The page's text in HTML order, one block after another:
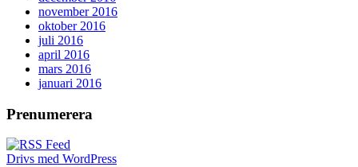
november 2016
oktober 2016
juli 2016
april 2016
mars 2016
januari 2016
Prenumerera
Drivs med WordPress